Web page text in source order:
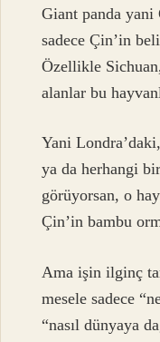
Giant panda yani
sadece Çin’in
Özellikle
alanlar bu
Yani
ya da herhangi
görüyorsan, o
Çin’in bambu
Ama işin ilginç
mesele sadece
“nasıl dünyaya